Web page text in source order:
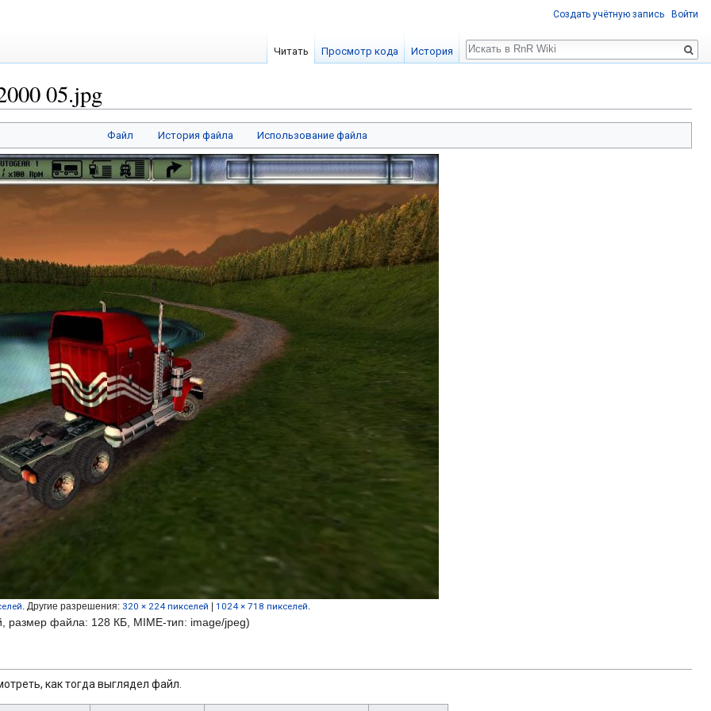
05.jpg
Файл История файла Использование файла
Другие разрешения: 320 × 224 пикселей 1024 × 718 пикселей
размер файла: 128 КБ, MIME-тип: image/jpeg)
как тогда выглядел файл.
Создать учётную запись Войти
Читать Просмотр кода История
Поиск